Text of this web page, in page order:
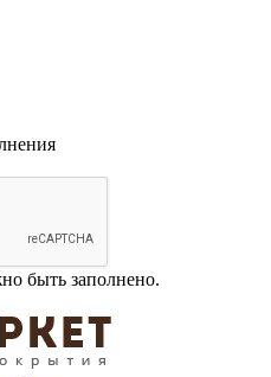
быть заполнено.